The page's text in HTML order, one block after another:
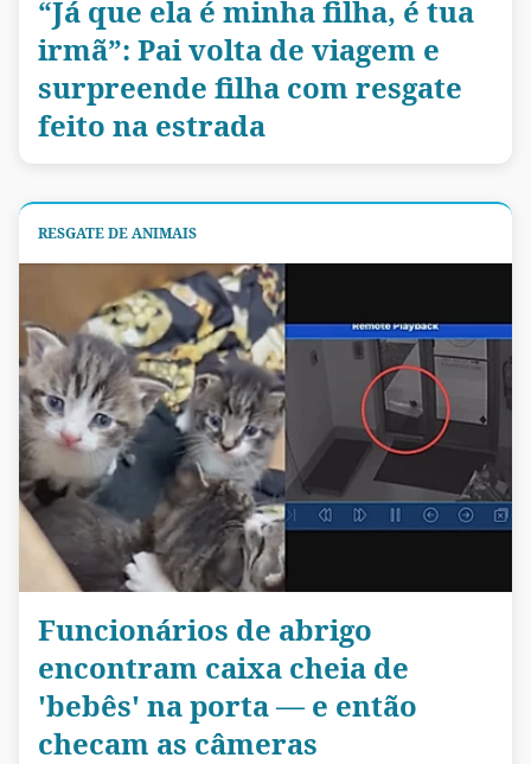
“Já que ela é minha filha, é tua
irmã”: Pai volta de viagem e
surpreende filha com resgate
feito na estrada
RESGATE DE ANIMAIS
Funcionários de abrigo
encontram caixa cheia de
'bebês' na porta — e então
checam as câmeras